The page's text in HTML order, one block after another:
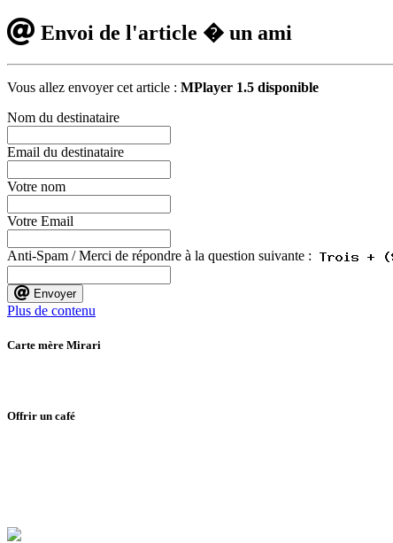
Envoi de l'article � un ami
Vous allez envoyer cet article : MPlayer 1.5 disponible
Nom du destinataire
Email du destinataire
Votre nom
Votre Email
Anti-Spam / Merci de répondre à la question suivante :
Envoyer
Plus de contenu
Carte mère Mirari
Offrir un café